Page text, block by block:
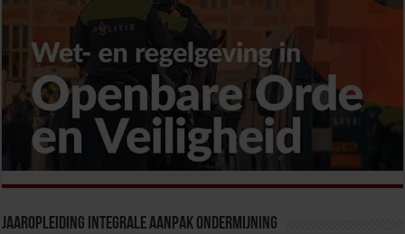
Jaaropleiding Integrale Aanpak Ondermijning